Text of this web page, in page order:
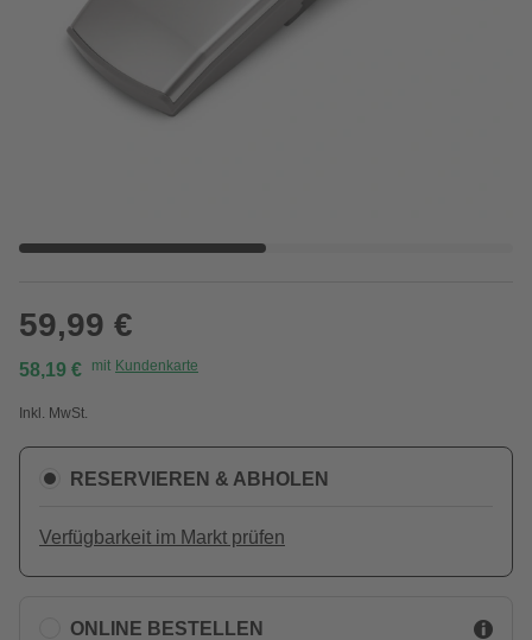
59,99 €
58,19 € mit Kundenkarte
Inkl. MwSt.
RESERVIEREN & ABHOLEN
Verfügbarkeit im Markt prüfen
ONLINE BESTELLEN